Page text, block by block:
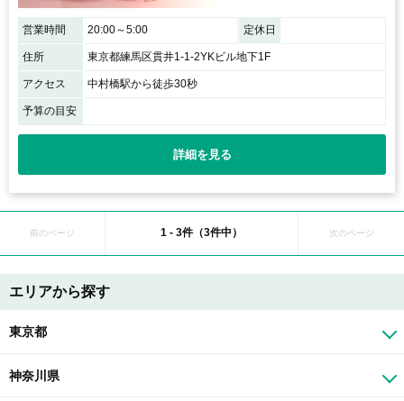
営業時間 20:00～5:00 定休日
住所 東京都練馬区貫井1-1-2YKビル地下1F
アクセス 中村橋駅から徒歩30秒
予算の目安
詳細を見る
前のページ 1 - 3件（3件中） 次のページ
エリアから探す
東京都
神奈川県